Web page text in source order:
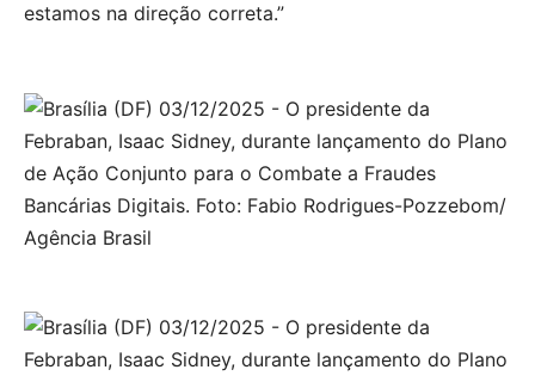
estamos na direção correta.”